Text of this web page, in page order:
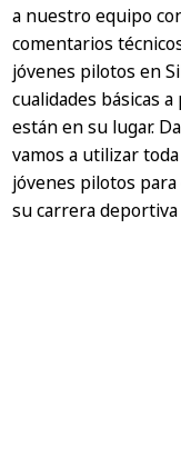
a nuestro equipo
comentarios
jóvenes pilotos en
cualidades básicas
están en su lugar.
vamos a utilizar
jóvenes pilotos
su carrera